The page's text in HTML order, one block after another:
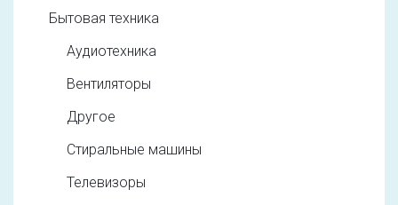
Бытовая техника
Аудиотехника
Вентиляторы
Другое
Стиральные машины
Телевизоры